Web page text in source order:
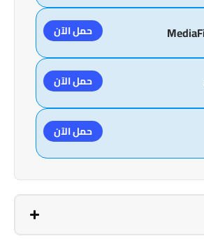
حمل الآن
حمل الآن
حمل الآن